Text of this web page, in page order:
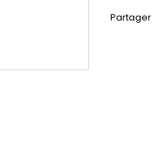
Partager